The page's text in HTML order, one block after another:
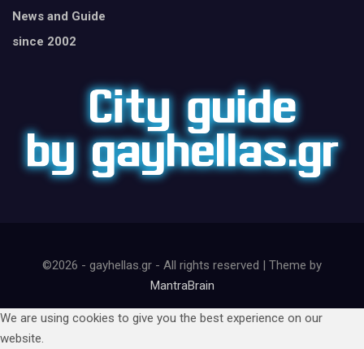
News and Guide
since 2002
©2026 - gayhellas.gr - All rights reserved | Theme by
MantraBrain
We are using cookies to give you the best experience on our
website.